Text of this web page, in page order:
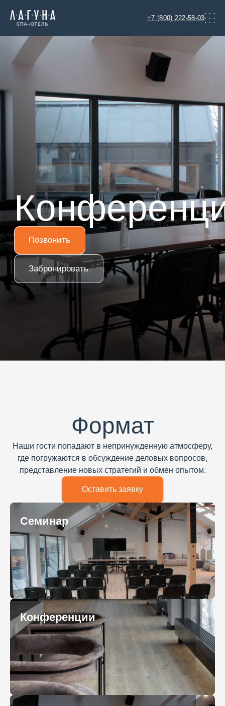
+7 (800) 222-58-03
Конференции
Позвонить
Забронировать
Формат
Наши гости попадают в непринужденную атмосферу,
где погружаются в обсуждение деловых вопросов,
представление новых стратегий и обмен опытом.
Оставить заявку
Конференции
Семинар